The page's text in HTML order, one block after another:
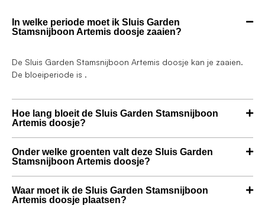
In welke periode moet ik Sluis Garden
Stamsnijboon Artemis doosje zaaien?
De Sluis Garden Stamsnijboon Artemis doosje kan je zaaien.
De bloeiperiode is .
Hoe lang bloeit de Sluis Garden Stamsnijboon
Artemis doosje?
Onder welke groenten valt deze Sluis Garden
Stamsnijboon Artemis doosje?
Waar moet ik de Sluis Garden Stamsnijboon
Artemis doosje plaatsen?